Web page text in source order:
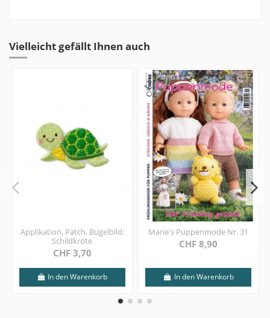
Vielleicht gefällt Ihnen auch
Applikation, Patch, Bügelbild:
Schildkröte
CHF 3,70
In den Warenkorb
Marie's Puppenmode Nr. 31
CHF 8,90
In den Warenkorb